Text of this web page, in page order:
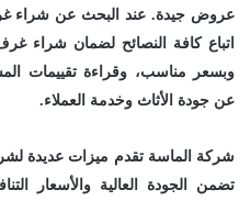
عروض جيدة. عند البحث عن شراء
اتباع كافة النصائح لضمان شراء
وبسعر مناسب، وقراءة تقييمات
عن جودة الأثاث وخدمة العملاء.
شركة الماسة تقدم ميزات عديدة
تضمن الجودة العالية والأسعار